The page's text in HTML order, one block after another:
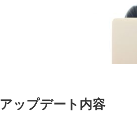
アップデート内容